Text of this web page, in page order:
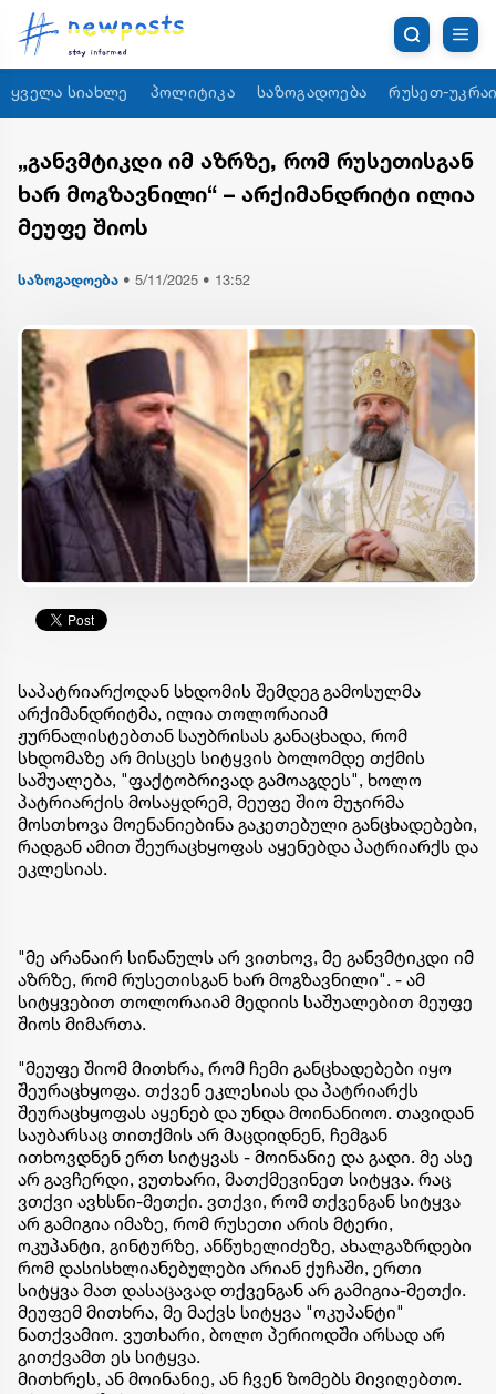
ყველა სიახლე პოლიტიკა საზოგადოება რუსეთ-
„განვმტიკდი იმ აზრზე, რომ რუსეთისგან
ხარ მოგზავნილი“ – არქიმანდრიტი ილია
მეუფე შიოს
საზოგადოება • 5/11/2025 • 13:52
საპატრიარქოდან სხდომის შემდეგ გამოსულმა
არქიმანდრიტმა, ილია თოლორაიამ
ჟურნალისტებთან საუბრისას განაცხადა, რომ
სხდომაზე არ მისცეს სიტყვის ბოლომდე თქმის
საშუალება, "ფაქტობრივად გამოაგდეს", ხოლო
პატრიარქის მოსაყდრემ, მეუფე შიო მუჯირმა
მოსთხოვა მოენანიებინა გაკეთებული განცხადებები,
რადგან ამით შეურაცხყოფას აყენებდა პატრიარქს და
ეკლესიას.
"მე არანაირ სინანულს არ ვითხოვ, მე განვმტიკდი იმ
აზრზე, რომ რუსეთისგან ხარ მოგზავნილი". - ამ
სიტყვებით თოლორაიამ მედიის საშუალებით მეუფე
შიოს მიმართა.
"მეუფე შიომ მითხრა, რომ ჩემი განცხადებები იყო
შეურაცხყოფა. თქვენ ეკლესიას და პატრიარქს
შეურაცხყოფას აყენებ და უნდა მოინანიოო. თავიდან
საუბარსაც თითქმის არ მაცდიდნენ, ჩემგან
ითხოვდნენ ერთ სიტყვას - მოინანიე და გადი. მე ასე
არ გავჩერდი, ვუთხარი, მათქმევინეთ სიტყვა. რაც
ვთქვი ავხსნი-მეთქი. ვთქვი, რომ თქვენგან სიტყვა
არ გამიგია იმაზე, რომ რუსეთი არის მტერი,
ოკუპანტი, გინტურზე, ანწუხელიძეზე, ახალგაზრდები
რომ დასისხლიანებულები არიან ქუჩაში, ერთი
სიტყვა მათ დასაცავად თქვენგან არ გამიგია-მეთქი.
მეუფემ მითხრა, მე მაქვს სიტყვა "ოკუპანტი"
ნათქვამიო. ვუთხარი, ბოლო პერიოდში არსად არ
გითქვამთ ეს სიტყვა.
მითხრეს, ან მოინანიე, ან ჩვენ ზომებს მივიღებთო.